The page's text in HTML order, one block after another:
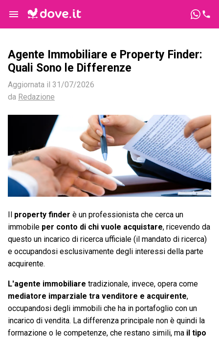
Agente Immobiliare e Property Finder:
Quali Sono le Differenze
Aggiornata il 31/07/2026
da Redazione
Il property finder è un professionista che cerca un
immobile per conto di chi vuole acquistare, ricevendo da
questo un incarico di ricerca ufficiale (il mandato di ricerca)
e occupandosi esclusivamente degli interessi della parte
acquirente.
L'agente immobiliare tradizionale, invece, opera come
mediatore imparziale tra venditore e acquirente,
occupandosi degli immobili che ha in portafoglio con un
incarico di vendita. La differenza principale non è quindi la
formazione o le competenze, che restano simili, ma il tipo